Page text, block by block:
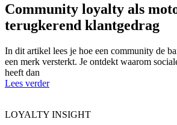
Community loyalty als
terugkerend klantgedrag
In dit artikel lees je hoe een community de
een merk versterkt. Je ontdekt waarom
heeft dan
Lees verder
LOYALTY INSIGHT